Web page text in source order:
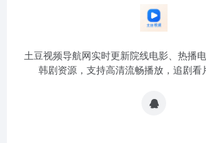
土豆视频导航网实时更新院线电影、热播
韩剧资源，支持高清流畅播放，追剧看